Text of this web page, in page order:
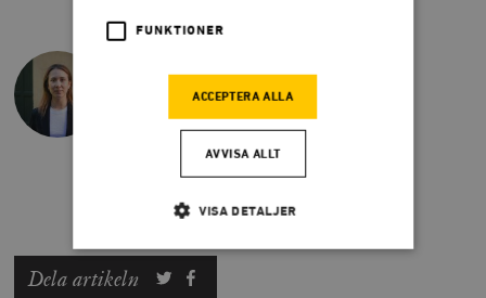
HANNAH STUTZINSKY
Hannah Stutzinsky är politikreporter för
@Stutzinskys
hannah.stutzinsky@timbro.se
070-148 44 70
Dela artikeln
FUNKTIONER
ACCEPTERA ALLA
AVVISA ALLT
VISA DETALJER